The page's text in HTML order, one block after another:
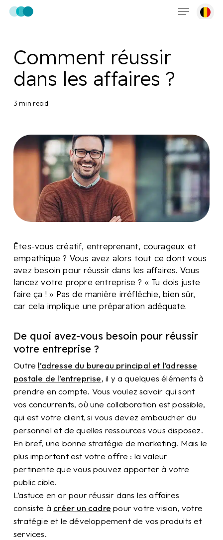
Skip
Menu
Comment réussir
dans les affaires ?
3 min read
Êtes-vous créatif, entreprenant, courageux et
empathique ? Vous avez alors tout ce dont vous
avez besoin pour réussir dans les affaires. Vous
lancez votre propre entreprise ? « Tu dois juste
faire ça ! » Pas de manière irréfléchie, bien sûr,
car cela implique une préparation adéquate.
De quoi avez-vous besoin pour réussir
votre entreprise ?
Outre l’adresse du bureau principal et l’adresse
postale de l’entreprise, il y a quelques éléments à
prendre en compte. Vous voulez savoir qui sont
vos concurrents, où une collaboration est possible,
qui est votre client, si vous devez embaucher du
personnel et de quelles ressources vous disposez.
En bref, une bonne stratégie de marketing. Mais le
plus important est votre offre : la valeur
pertinente que vous pouvez apporter à votre
public cible.
L’astuce en or pour réussir dans les affaires
consiste à créer un cadre pour votre vision, votre
stratégie et le développement de vos produits et
services.